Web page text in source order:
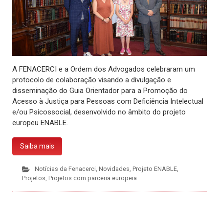
A FENACERCI e a Ordem dos Advogados celebraram um
protocolo de colaboração visando a divulgação e
disseminação do Guia Orientador para a Promoção do
Acesso à Justiça para Pessoas com Deficiência Intelectual
e/ou Psicossocial, desenvolvido no âmbito do projeto
europeu ENABLE.
Saiba mais
Notícias da Fenacerci, Novidades, Projeto ENABLE,
Projetos, Projetos com parceria europeia